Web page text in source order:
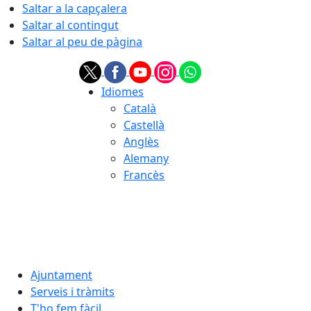
Saltar a la capçalera
Saltar al contingut
Saltar al peu de pàgina
Idiomes
Català
Castellà
Anglès
Alemany
Francès
Ajuntament
Serveis i tràmits